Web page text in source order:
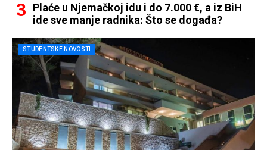
Plaće u Njemačkoj idu i do 7.000 €, a iz BiH
ide sve manje radnika: Što se događa?
STUDENTSKE NOVOSTI